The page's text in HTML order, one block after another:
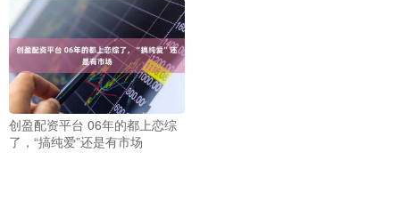
创盈配资平台 06年的都上恋综
了，“搞纯爱”还是有市场